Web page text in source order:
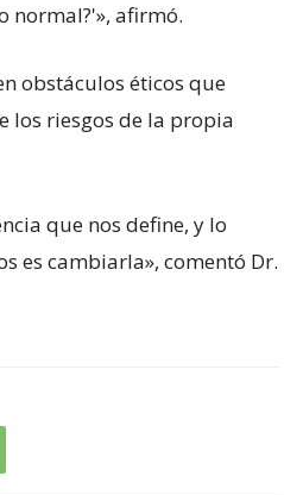
normal?'», afirmó.
obstáculos éticos que
los riesgos de la propia
que nos define, y lo
es cambiarla», comentó Dr.